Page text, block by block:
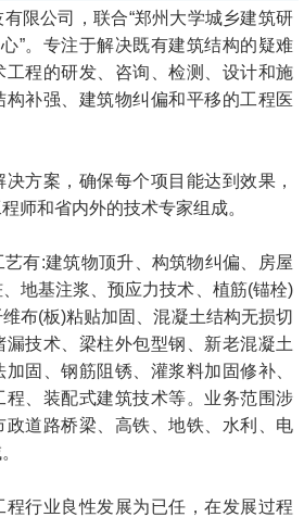
公司，联合“郑州大学城乡建筑研
”。专注于解决既有建筑结构的疑难
工程的研发、咨询、检测、设计和施
构补强、建筑物纠偏和平移的工程医
案，确保每个项目能达到效果，
师和省内外的技术专家组成。
:建筑物顶升、构筑物纠偏、房屋
地基注浆、预应力技术、植筋(锚栓)
布(板)粘贴加固、混凝土结构无损切
技术、梁柱外包型钢、新老混凝土
固、钢筋阻锈、灌浆料加固修补、
程、装配式建筑技术等。业务范围涉
政道路桥梁、高铁、地铁、水利、电
行业良性发展为已任，在发展过程